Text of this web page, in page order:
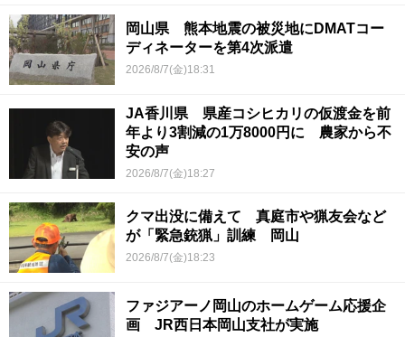
岡山県 熊本地震の被災地にDMATコー
ディネーターを第4次派遣
2026/8/7(金)18:31
JA香川県 県産コシヒカリの仮渡金を前
年より3割減の1万8000円に 農家から不
安の声
2026/8/7(金)18:27
クマ出没に備えて 真庭市や猟友会など
が「緊急銃猟」訓練 岡山
2026/8/7(金)18:23
ファジアーノ岡山のホームゲーム応援企
画 JR西日本岡山支社が実施